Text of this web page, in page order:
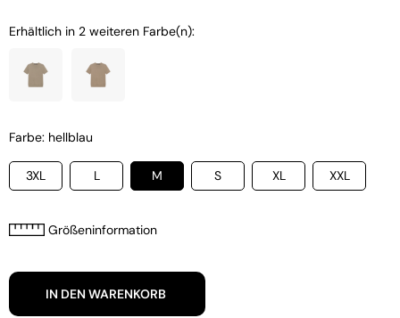
Erhältlich in 2 weiteren Farbe(n):
Farbe: hellblau
3XL L M S XL XXL
Größeninformation
IN DEN WARENKORB